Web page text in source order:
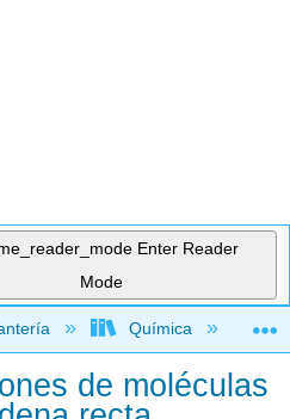
Enter Reader
Mode
jerarquía global
Química
de moléculas